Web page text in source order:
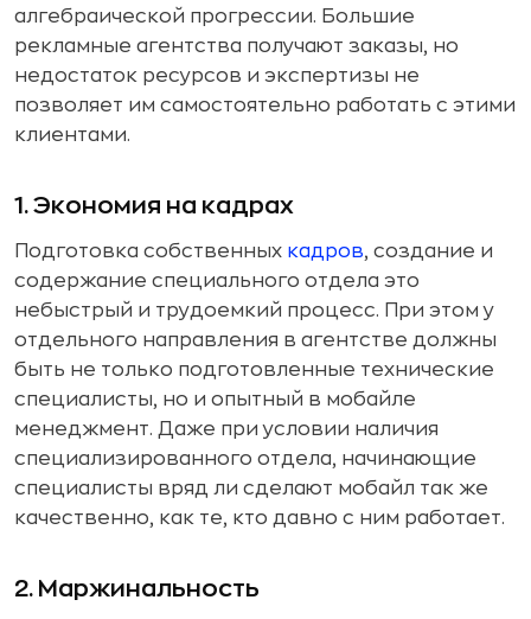
алгебраической прогрессии. Большие
рекламные агентства получают заказы, но
недостаток ресурсов и экспертизы не
позволяет им самостоятельно работать с этими
клиентами.
1. Экономия на кадрах
Подготовка собственных кадров, создание и
содержание специального отдела это
небыстрый и трудоемкий процесс. При этом у
отдельного направления в агентстве должны
быть не только подготовленные технические
специалисты, но и опытный в мобайле
менеджмент. Даже при условии наличия
специализированного отдела, начинающие
специалисты вряд ли сделают мобайл так же
качественно, как те, кто давно с ним работает.
2. Маржинальность